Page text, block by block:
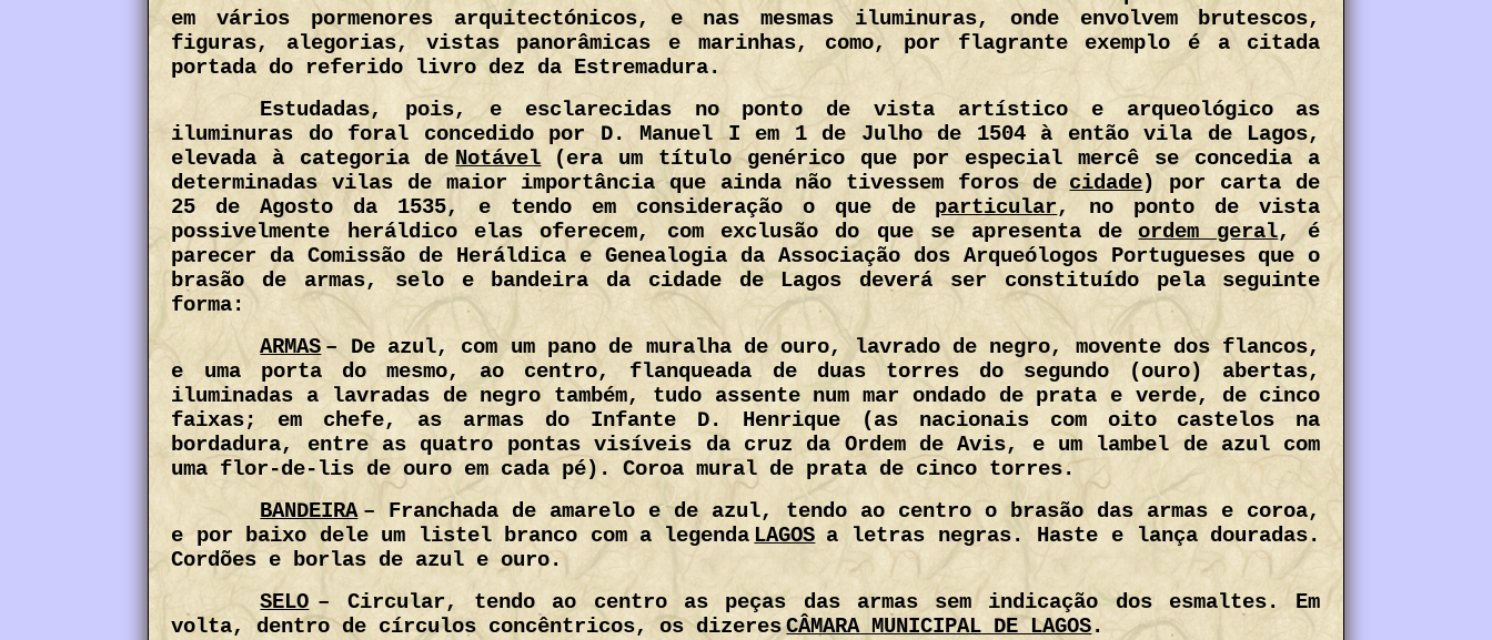
em vários pormenores arquitectónicos, e nas mesmas iluminuras, onde envolvem brutescos,
figuras, alegorias, vistas panorâmicas e marinhas, como, por flagrante exemplo é a citada
portada do referido livro dez da Estremadura.
Estudadas, pois, e esclarecidas no ponto de vista artístico e arqueológico as
iluminuras do foral concedido por D. Manuel I em 1 de Julho de 1504 à então vila de Lagos,
elevada à categoria de Notável
(era um título genérico que por especial mercê se concedia a
determinadas vilas de maior importância que ainda não tivessem foros de cidade) por carta de
25 de Agosto da 1535, e tendo em consideração o que de
particular, no ponto de vista
possivelmente heráldico elas oferecem, com exclusão do que se apresenta de
ordem geral, é
parecer da Comissão de Heráldica e Genealogia da Associação dos Arqueólogos Portugueses que o
brasão de armas, selo e bandeira da cidade de Lagos deverá ser constituído pela seguinte
forma:
ARMAS – De azul, com um pano de muralha de ouro, lavrado de negro, movente dos flancos,
e uma porta do mesmo, ao centro, flanqueada de duas torres do segundo (ouro) abertas,
iluminadas a lavradas de negro também, tudo assente num mar ondado de prata e verde, de cinco
faixas; em chefe, as armas do Infante D. Henrique (as nacionais com oito castelos na
bordadura, entre as quatro pontas visíveis da cruz da Ordem de Avis, e um lambel de azul com
uma flor-de-lis de ouro em cada pé). Coroa mural de prata de cinco torres.
BANDEIRA – Franchada de amarelo e de azul, tendo ao centro o brasão das armas e coroa,
e por baixo dele um listel branco com a legenda LAGOS a letras negras. Haste e lança douradas.
Cordões e borlas de azul e ouro.
SELO – Circular, tendo ao centro as peças das armas sem indicação dos esmaltes. Em
volta, dentro de círculos concêntricos, os dizeresCÂMARA MUNICIPAL DE LAGOS.